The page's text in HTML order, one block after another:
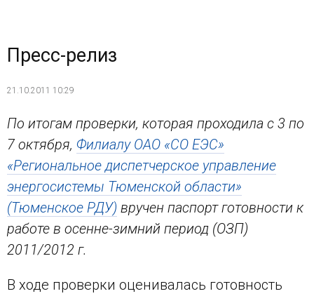
Пресс-релиз
21.10.2011 10:29
По итогам проверки, которая проходила с 3 по
7 октября, Филиалу ОАО «СО ЕЭС»
«Региональное диспетчерское управление
энергосистемы Тюменской области»
(Тюменское РДУ) вручен паспорт готовности к
работе в осенне-зимний период (ОЗП)
2011/2012 г.
В ходе проверки оценивалась готовность